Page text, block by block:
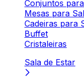
Conjuntos
Mesas para
Cadeiras para
Buffet
Cristaleiras
Sala de Estar